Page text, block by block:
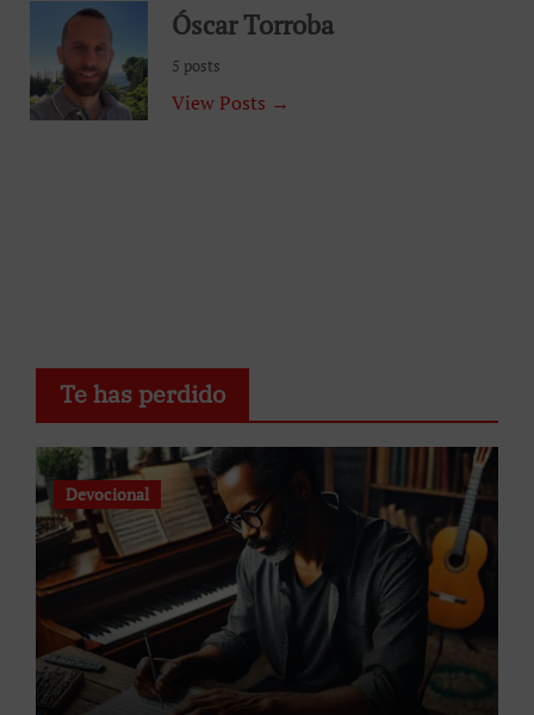
Óscar Torroba
5 posts
View Posts →
Te has perdido
Devocional